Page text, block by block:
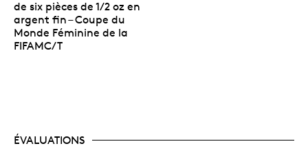
de six pièces de 1/2 oz en
argent fin – Coupe du
Monde Féminine de la
FIFAMC/T
ÉVALUATIONS